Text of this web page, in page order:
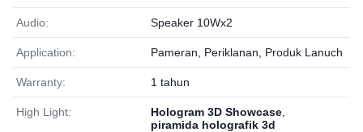
Audio: Speaker 10Wx2
Application: Pameran, Periklanan, Produk Lanuch
Warranty: 1 tahun
High Light: Hologram 3D Showcase
piramida holografik 3d